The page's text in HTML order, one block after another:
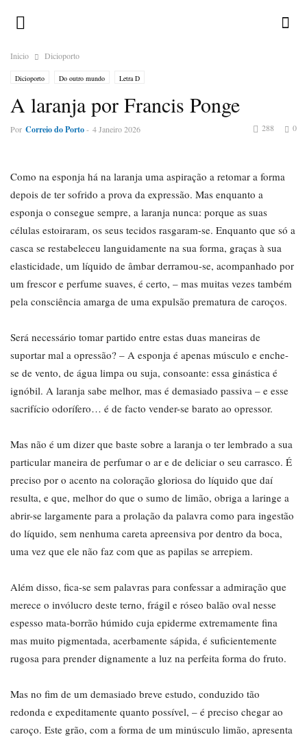
Inicio Dicioporto
Dicioporto Do outro mundo Letra D
A laranja por Francis Ponge
Por Correio do Porto- 4 Janeiro 2026 0
288
Como na esponja há na laranja uma aspiração a retomar a forma
depois de ter sofrido a prova da expressão. Mas enquanto a
esponja o consegue sempre, a laranja nunca: porque as suas
células estoiraram, os seus tecidos rasgaram-se. Enquanto que só a
casca se restabeleceu languidamente na sua forma, graças à sua
elasticidade, um líquido de âmbar derramou-se, acompanhado por
um frescor e perfume suaves, é certo, – mas muitas vezes também
pela consciência amarga de uma expulsão prematura de caroços.
Será necessário tomar partido entre estas duas maneiras de
suportar mal a opressão? – A esponja é apenas músculo e enche-
se de vento, de água limpa ou suja, consoante: essa ginástica é
ignóbil. A laranja sabe melhor, mas é demasiado passiva – e esse
sacrifício odorífero… é de facto vender-se barato ao opressor.
Mas não é um dizer que baste sobre a laranja o ter lembrado a sua
particular maneira de perfumar o ar e de deliciar o seu carrasco. É
preciso por o acento na coloração gloriosa do líquido que daí
resulta, e que, melhor do que o sumo de limão, obriga a laringe a
abrir-se largamente para a prolação da palavra como para ingestão
do líquido, sem nenhuma careta apreensiva por dentro da boca,
uma vez que ele não faz com que as papilas se arrepiem.
Além disso, fica-se sem palavras para confessar a admiração que
merece o invólucro deste terno, frágil e róseo balão oval nesse
espesso mata-borrão húmido cuja epiderme extremamente fina
mas muito pigmentada, acerbamente sápida, é suficientemente
rugosa para prender dignamente a luz na perfeita forma do fruto.
Mas no fim de um demasiado breve estudo, conduzido tão
redonda e expeditamente quanto possível, – é preciso chegar ao
caroço. Este grão, com a forma de um minúsculo limão, apresenta